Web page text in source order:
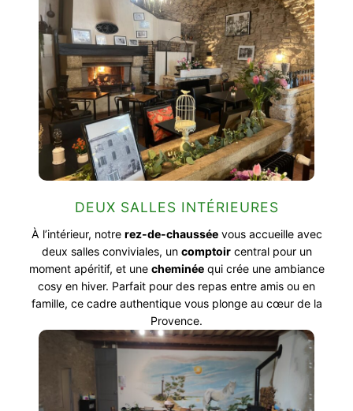
DEUX SALLES INTÉRIEURES
À l’intérieur, notre rez-de-chausséevous accueille avec
deux salles conviviales, un comptoircentral pour un
moment apéritif, et une cheminéequi crée une ambiance
cosy en hiver. Parfait pour des repas entre amis ou en
famille, ce cadre authentique vous plonge au cœur de la
Provence.